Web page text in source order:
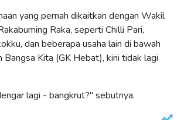
yang pernah dikaitkan dengan Wakil
Raka, seperti Chilli Pari,
dan beberapa usaha lain di bawah
Bangsa Kita (GK Hebat), kini tidak lagi
lagi - bangkrut?" sebutnya.